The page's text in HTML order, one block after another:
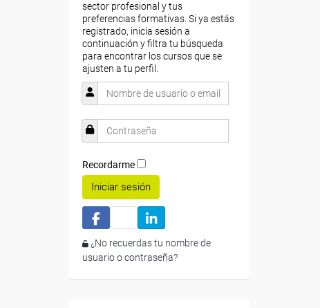
sector profesional y tus
preferencias formativas. Si ya estás
registrado, inicia sesión a
continuación y filtra tu búsqueda
para encontrar los cursos que se
ajusten a tu perfil.
Recordarme
Iniciar sesión
¿No recuerdas tu nombre de
usuario o contraseña?